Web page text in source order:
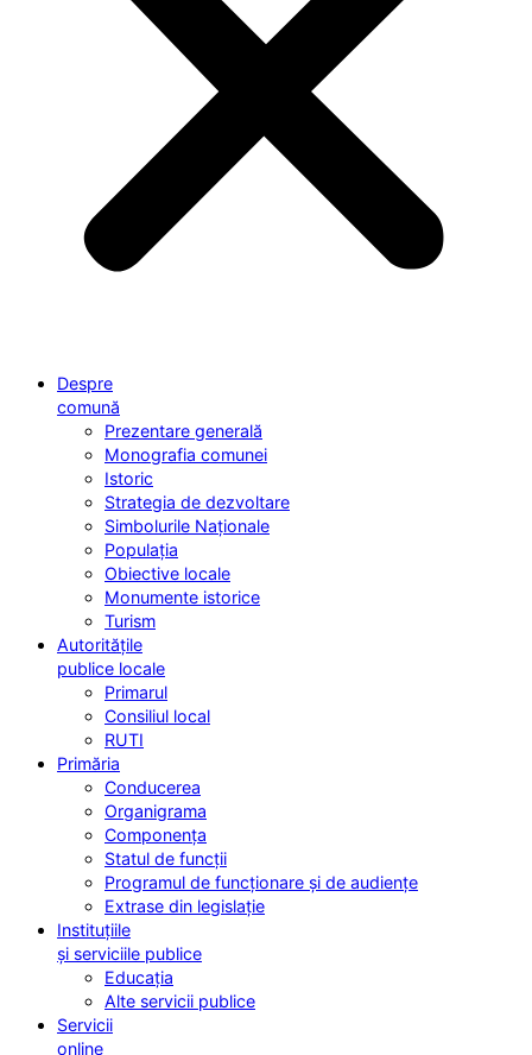
Despre
comună
Prezentare generală
Monografia comunei
Istoric
Strategia de dezvoltare
Simbolurile Naționale
Populația
Obiective locale
Monumente istorice
Turism
Autoritățile
publice locale
Primarul
Consiliul local
RUTI
Primăria
Conducerea
Organigrama
Componența
Statul de funcții
Programul de funcționare și de audiențe
Extrase din legislație
Instituțiile
și serviciile publice
Educația
Alte servicii publice
Servicii
online